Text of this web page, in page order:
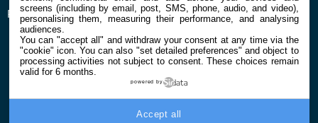
Préférences cookies
screens (including by email, post, SMS, phone, audio, and video),
personalising them, measuring their performance, and analysing
audiences.
You can "accept all" and withdraw your consent at any time via the
"cookie" icon. You can also "set detailed preferences" and object to
processing activities not subject to consent. These choices remain
valid for 6 months.
powered by
Accept all